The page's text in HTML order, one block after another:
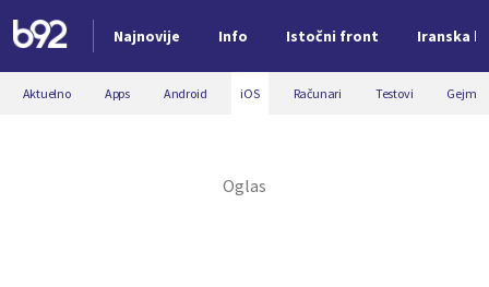
Najnovije Info Istočni front Iranska
Nova vest
Aktuelno Apps Android iOS Računari Testovi